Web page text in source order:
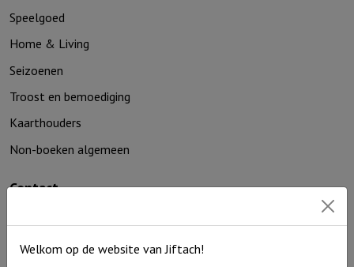
Speelgoed
Home & Living
Seizoenen
Troost en bemoediging
Kaarthouders
Non-boeken algemeen
Contact
T: 06 – 4188 1025
Welkom op de website van Jiftach!